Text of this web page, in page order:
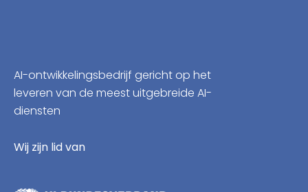
AI-ontwikkelingsbedrijf gericht op het
leveren van de meest uitgebreide AI-
diensten
Wij zijn lid van